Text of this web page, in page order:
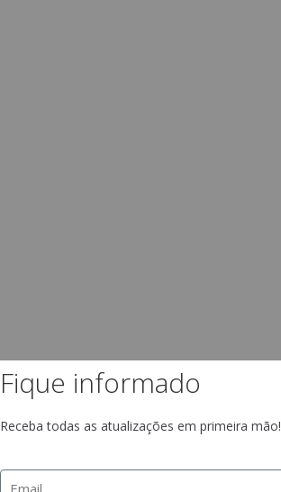
Fique informado
Receba todas as atualizações em primeira mão!